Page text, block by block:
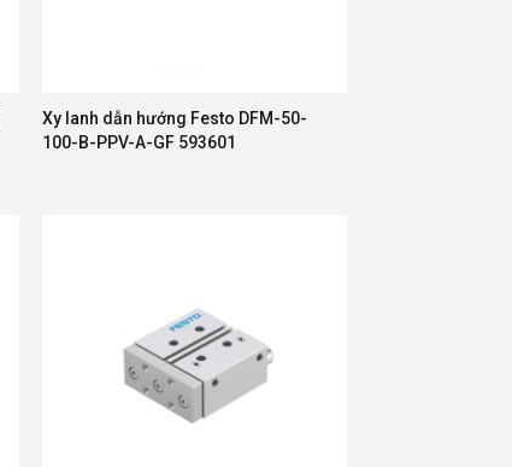
Xy lanh dẫn hướng Festo DFM-50-
100-B-PPV-A-GF 593601